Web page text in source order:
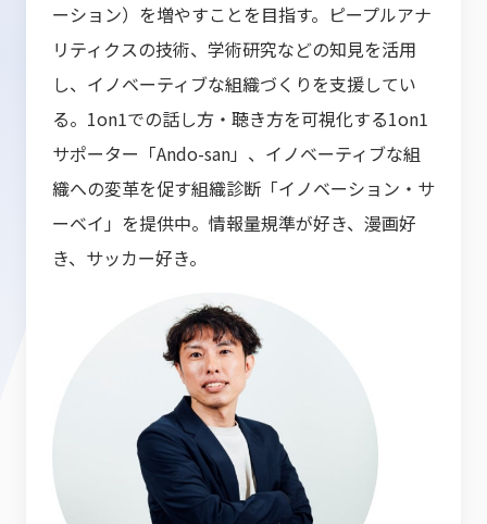
ーション）を増やすことを目指す。ピープルアナ
リティクスの技術、学術研究などの知見を活用
し、イノベーティブな組織づくりを支援してい
る。1on1での話し方・聴き方を可視化する1on1
サポーター「Ando-san」、イノベーティブな組
織への変革を促す組織診断「イノベーション・サ
ーベイ」を提供中。情報量規準が好き、漫画好
き、サッカー好き。